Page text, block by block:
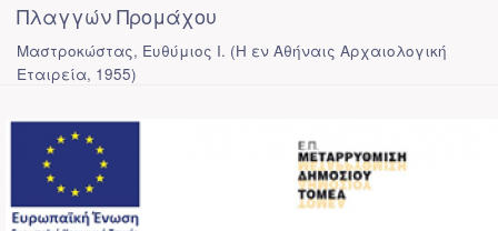
Πλαγγών Προμάχου
Μαστροκώστας, Ευθύμιος Ι. (Η εν Αθήναις Αρχαιολογική
Εταιρεία, 1955)